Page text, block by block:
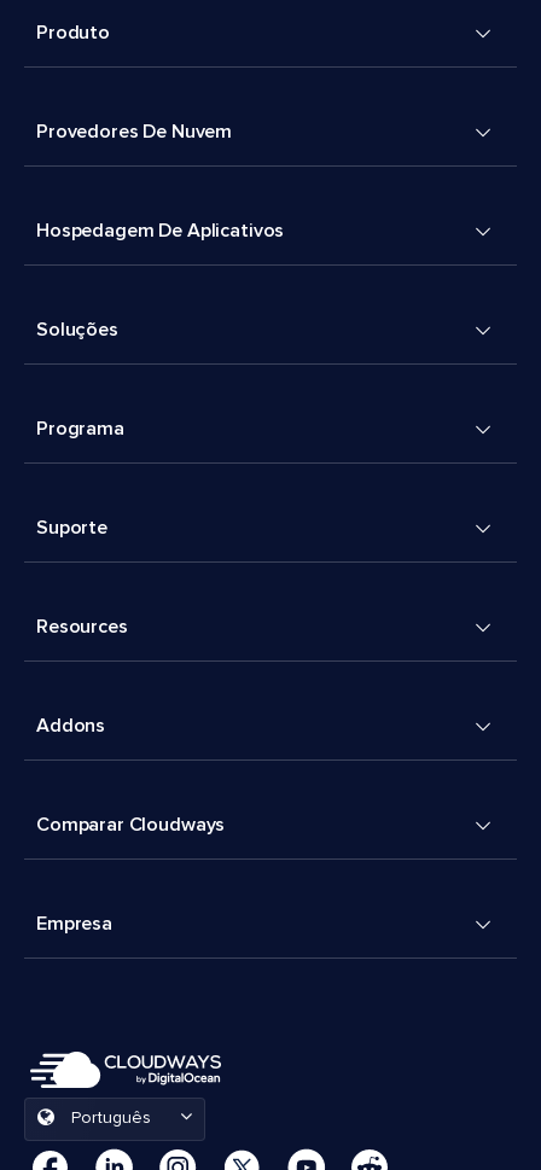
Produto
Provedores De Nuvem
Hospedagem De Aplicativos
Soluções
Programa
Suporte
Resources
Addons
Comparar Cloudways
Empresa
Português